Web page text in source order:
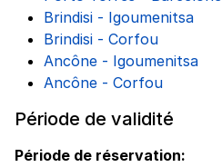
Brindisi - Igoumenitsa
Brindisi - Corfou
Ancône - Igoumenitsa
Ancône - Corfou
Période de validité
Période de réservation: